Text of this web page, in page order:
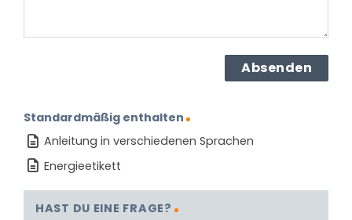
Standardmäßig enthalten
Anleitung in verschiedenen Sprachen
Energieetikett
HAST DU EINE FRAGE?